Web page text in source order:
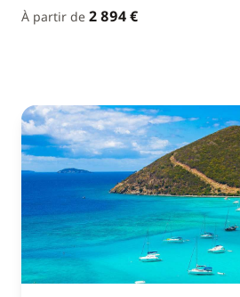
À partir de 2 894 €